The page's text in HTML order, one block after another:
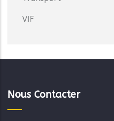
VIF
Nous Contacter